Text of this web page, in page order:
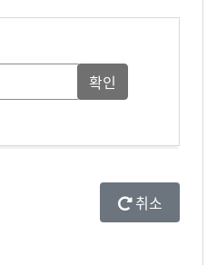
취소